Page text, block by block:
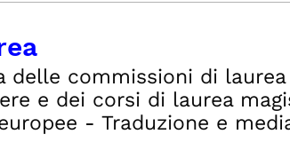
delle commissioni di
e dei corsi di laurea
- Traduzione e